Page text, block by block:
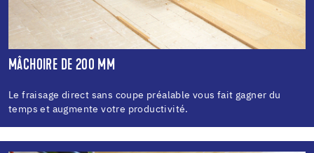
MÂCHOIRE DE 200 MM
Le fraisage direct sans coupe préalable vous fait gagner du
temps et augmente votre productivité.